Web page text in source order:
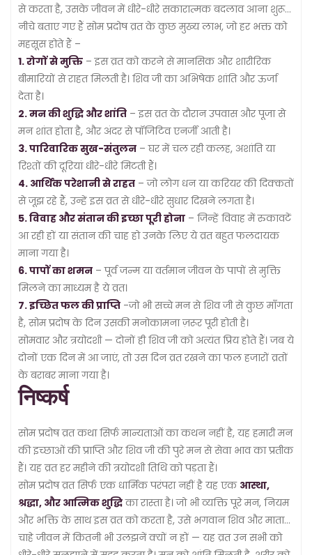
से करता है, उसके जीवन में धीरे-धीरे सकारात्मक बदलाव आना शुरू
हो जाते हैं।
नीचे बताए गए हैं सोम प्रदोष व्रत के कुछ मुख्य लाभ, जो हर भक्त को
महसूस होते हैं –
1. रोगों से मुक्ति – इस व्रत को करने से मानसिक और शारीरिक
बीमारियों से राहत मिलती है। शिव जी का अभिषेक शांति और ऊर्जा
देता है।
2. मन की शुद्धि और शांति – इस व्रत के दौरान उपवास और पूजा से
मन शांत होता है, और अंदर से पॉजिटिव एनर्जी आती है।
3. पारिवारिक सुख-संतुलन – घर में चल रही कलह, अशांति या
रिश्तों की दूरियां धीरे-धीरे मिटती हैं।
4. आर्थिक परेशानी से राहत – जो लोग धन या करियर की दिक्कतों
से जूझ रहे हैं, उन्हें इस व्रत से धीरे-धीरे सुधार दिखने लगता है।
5. विवाह और संतान की इच्छा पूरी होना – जिन्हें विवाह में रुकावटें
आ रही हों या संतान की चाह हो उनके लिए ये व्रत बहुत फलदायक
माना गया है।
6. पापों का शमन – पूर्व जन्म या वर्तमान जीवन के पापों से मुक्ति
मिलने का माध्यम है ये व्रत।
7. इच्छित फल की प्राप्ति -जो भी सच्चे मन से शिव जी से कुछ माँगता
है, सोम प्रदोष के दिन उसकी मनोकामना ज़रूर पूरी होती है।
सोमवार और त्रयोदशी — दोनों ही शिव जी को अत्यंत प्रिय होते हैं। जब ये
दोनों एक दिन में आ जाएं, तो उस दिन व्रत रखने का फल हजारों व्रतों
के बराबर माना गया है।
निष्कर्ष
सोम प्रदोष व्रत कथा सिर्फ मान्यताओं का कथन नहीं है, यह हमारी मन
की इच्छाओं की प्राप्ति और शिव जी की पुरे मन से सेवा भाव का प्रतीक
हैं। यह व्रत हर महीने की त्रयोदशी तिथि को पड़ता हैं।
सोम प्रदोष व्रत सिर्फ एक धार्मिक परंपरा नहीं है यह एक आस्था,
श्रद्धा, और आत्मिक शुद्धिका रास्ता है। जो भी व्यक्ति पूरे मन, नियम
और भक्ति के साथ इस व्रत को करता है, उसे भगवान शिव और माता
पार्वती का विशेष आशीर्वाद प्राप्त होता है।
चाहे जीवन में कितनी भी उलझनें क्यों न हों — यह व्रत उन सभी को